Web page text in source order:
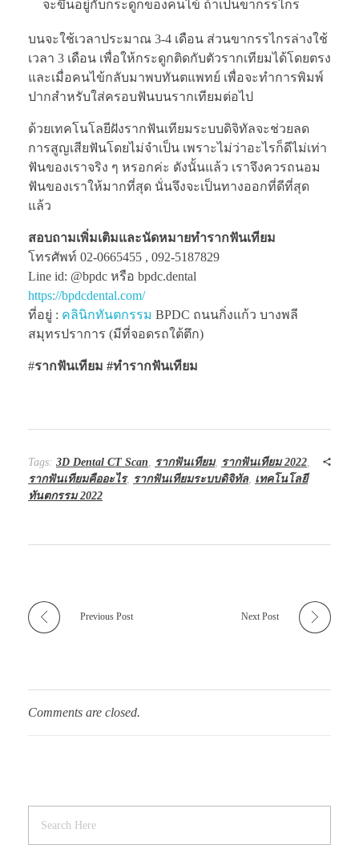
จะขึ้นอยู่กับกระดูกของคนไข้ ถ้าเป็นขากรรไกร
บนจะใช้เวลาประมาณ 3-4 เดือน ส่วนขากรรไกรล่างใช้
เวลา 3 เดือน เพื่อให้กระดูกติดกับตัวรากเทียมได้โดยตรง
และเมื่อคนไข้กลับมาพบทันตแพทย์ เพื่อจะทำการพิมพ์
ปากสำหรับใส่ครอบฟันบนรากเทียมต่อไป
ด้วยเทคโนโลยีฝังรากฟันเทียมระบบดิจิทัลจะช่วยลด
การสูญเสียฟันโดยไม่จำเป็น เพราะไม่ว่าอะไรก็ดีไม่เท่า
ฟันของเราจริง ๆ หรอกค่ะ ดังนั้นแล้ว เราจึงควรถนอม
ฟันของเราให้มากที่สุด นั่นจึงจะเป็นทางออกที่ดีที่สุด
แล้ว
สอบถามเพิ่มเติมและนัดหมายทำรากฟันเทียม
โทรศัพท์ 02-0665455 , 092-5187829
Line id: @bpdc หรือ bpdc.dental
https://bpdcdental.com/
ที่อยู่ : คลินิกทันตกรรม BPDC ถนนกิ่งแก้ว บางพลี
สมุทรปราการ (มีที่จอดรถใต้ตึก)
#รากฟันเทียม #ทำรากฟันเทียม
Tags: 3D Dental CT Scan, รากฟันเทียม, รากฟันเทียม 2022,
รากฟันเทียมคืออะไร, รากฟันเทียมระบบดิจิทัล, เทคโนโลยี
ทันตกรรม 2022
Previous Post Next Post
Comments are closed.